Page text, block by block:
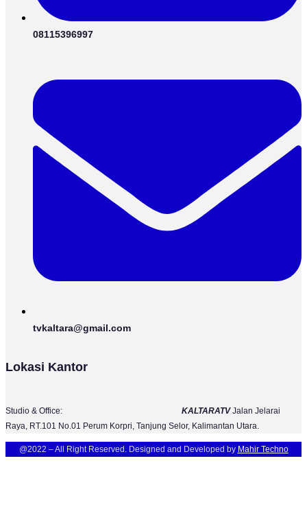
08115396997
tvkaltara@gmail.com
Lokasi Kantor
Studio & Office: KALTARATVJalan Jelarai
Raya, RT.101 No.01 Perum Korpri, Tanjung Selor, Kalimantan Utara.
@2022 – All Right Reserved. Designed and Developed by Mahir Techno